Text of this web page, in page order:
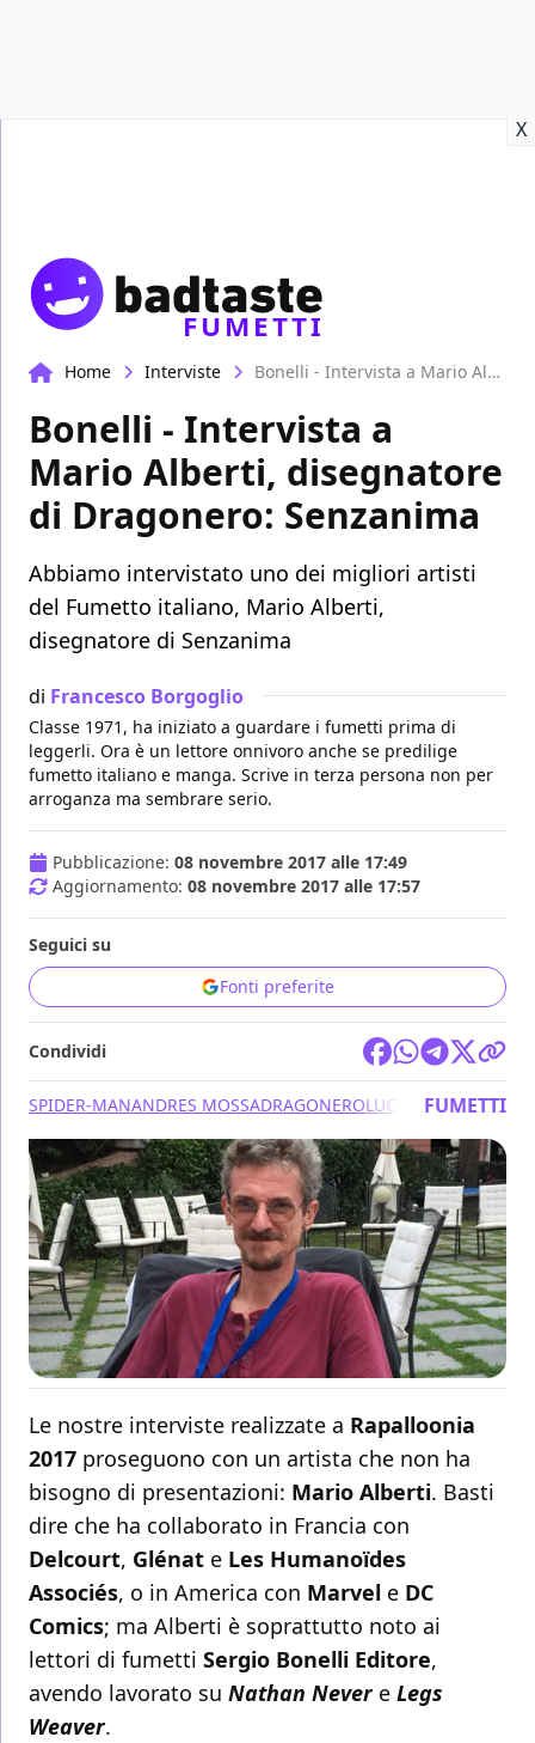
X
FUMETTI
Home Interviste Bonelli - Intervista a Mario Alberti, disegnatore di Dragonero: Senzanima
Bonelli - Intervista a
Mario Alberti, disegnatore
di Dragonero: Senzanima
Abbiamo intervistato uno dei migliori artisti
del Fumetto italiano, Mario Alberti,
disegnatore di Senzanima
di Francesco Borgoglio
Classe 1971, ha iniziato a guardare i fumetti prima di
leggerli. Ora è un lettore onnivoro anche se predilige
fumetto italiano e manga. Scrive in terza persona non per
arroganza ma sembrare serio.
Pubblicazione: 08 novembre 2017 alle 17:49
Aggiornamento: 08 novembre 2017 alle 17:57
Seguici su
Fonti preferite
Condividi
SPIDER-MANANDRES MOSSADRAGONEROLUCA ENOCHMARIO
FUMETTI
Le nostre interviste realizzate a Rapalloonia
2017 proseguono con un artista che non ha
bisogno di presentazioni: Mario Alberti. Basti
dire che ha collaborato in Francia con
Delcourt, Glénat e Les Humanoïdes
Associés, o in America con Marvel e DC
Comics; ma Alberti è soprattutto noto ai
lettori di fumetti Sergio Bonelli Editore,
avendo lavorato su Nathan Nevere Legs
Weaver.